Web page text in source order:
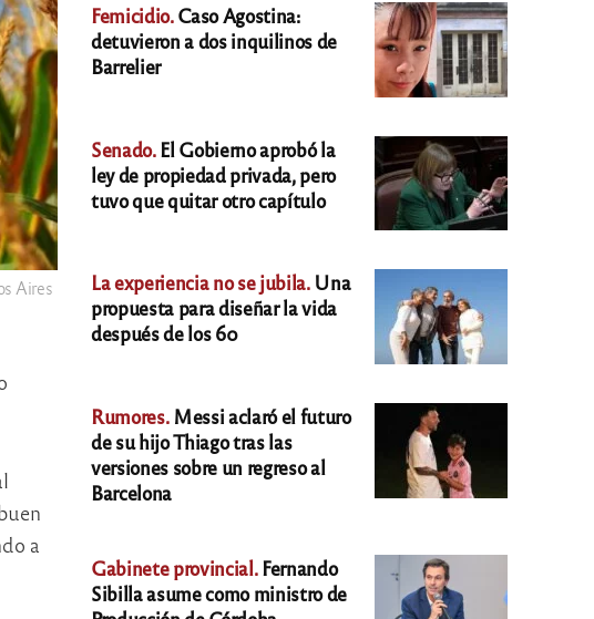
Aires
a
Femicidio.Caso Agostina:
detuvieron a dos inquilinos de
Barrelier
Senado.El Gobierno aprobó la
ley de propiedad privada, pero
tuvo que quitar otro capítulo
La experiencia no se jubila.Una
propuesta para diseñar la vida
después de los 60
Rumores.Messi aclaró el futuro
de su hijo Thiago tras las
versiones sobre un regreso al
Barcelona
Gabinete provincial.Fernando
Sibilla asume como ministro de